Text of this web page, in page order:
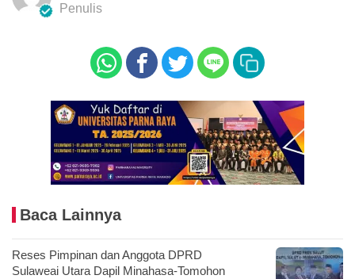
Penulis
Baca Lainnya
Reses Pimpinan dan Anggota DPRD
Sulaweai Utara Dapil Minahasa-Tomohon